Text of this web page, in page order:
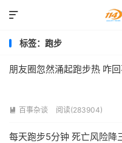

标签：跑步
朋友圈忽然涌起跑步热 咋回
 百事杂谈 阅读(283904)
每天跑步5分钟 死亡风险降